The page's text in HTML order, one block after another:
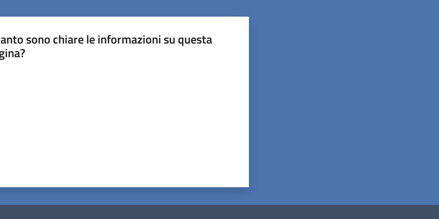
sono chiare le informazioni su questa